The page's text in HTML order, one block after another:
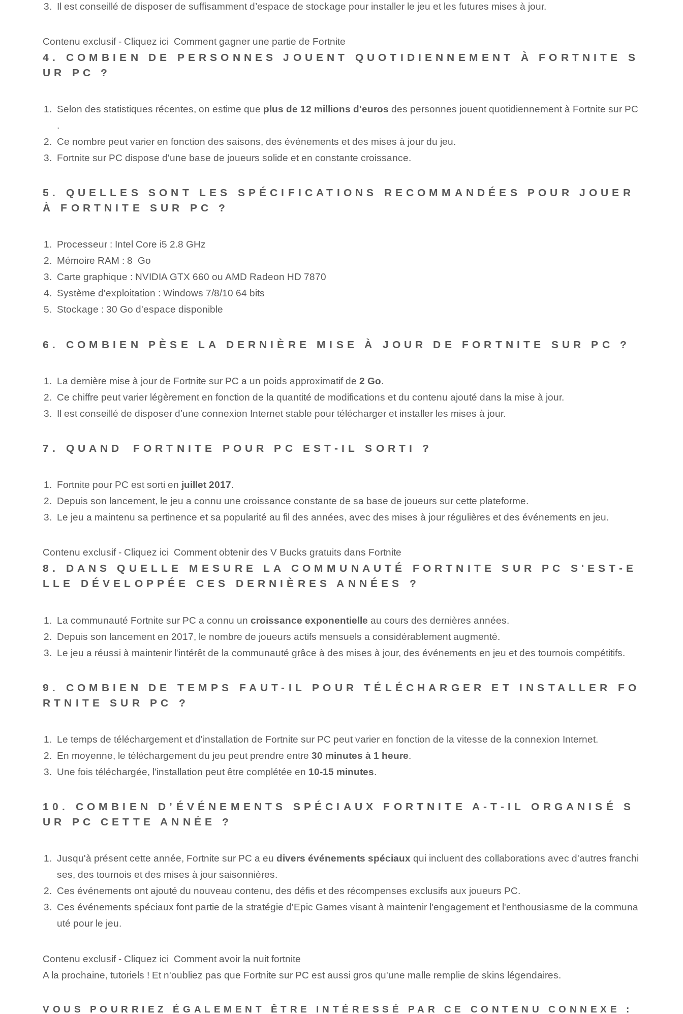
Il est conseillé de disposer de suffisamment d’espace de stockage pour installer le jeu et les futures mises à jour.
Contenu exclusif - Cliquez ici Comment gagner une partie de Fortnite
4. COMBIEN DE PERSONNES JOUENT QUOTIDIENNEMENT À FORTNITE S
UR PC ?
Selon des statistiques récentes, on estime que plus de 12 millions d'euros ⁢des ‍personnes jouent quotidiennement à Fortnite sur PC
⁤.
Ce nombre peut varier en fonction des saisons, des événements et des mises à jour du jeu.
Fortnite sur PC dispose d'une base de joueurs solide et en constante croissance.
5. QUELLES SONT LES SPÉCIFICATIONS RECOMMANDÉES POUR JOUER
À FORTNITE SUR PC ?
Processeur : Intel ⁣Core ‍i5⁢ 2.8 GHz
Mémoire RAM : 8 ⁤ Go
Carte graphique : NVIDIA⁤ GTX 660 ou⁢ AMD Radeon HD 7870
Système d'exploitation⁢ : Windows 7/8/10 64 bits
Stockage : 30 Go d'espace disponible
6. COMBIEN PÈSE LA DERNIÈRE MISE À JOUR DE FORTNITE SUR PC ?
La dernière mise à jour de Fortnite sur PC a un poids approximatif de 2 ⁤Go.
Ce chiffre peut ⁤varier légèrement ‌en fonction de la quantité de modifications et du contenu ajouté dans la mise à jour.
Il est conseillé de disposer d’une connexion Internet stable pour télécharger et installer les mises à jour.
7. QUAND ⁢FORTNITE ‌POUR PC EST-IL SORTI ?
Fortnite pour⁤ PC est sorti en juillet ⁤2017.
Depuis son lancement, le jeu a connu une croissance constante de sa base de joueurs sur cette plateforme.
Le jeu a maintenu sa pertinence et sa popularité au fil des années, avec des mises à jour régulières et des événements en jeu.
Contenu exclusif - Cliquez ici Comment obtenir des V Bucks gratuits dans Fortnite
8. DANS QUELLE MESURE LA COMMUNAUTÉ FORTNITE SUR PC S'EST-E
LLE DÉVELOPPÉE CES DERNIÈRES ANNÉES ?
La communauté Fortnite‌ sur PC a⁢ connu ‌un croissance exponentielle au cours des dernières années.
Depuis son lancement en 2017, le nombre de joueurs actifs mensuels a considérablement augmenté.
Le jeu a réussi à maintenir l'intérêt de la communauté grâce à des mises à jour, des événements en jeu et des tournois compétitifs.
9. COMBIEN DE TEMPS FAUT-IL POUR TÉLÉCHARGER ET INSTALLER FO
RTNITE SUR PC ?
Le temps de téléchargement et d'installation de Fortnite sur PC‌ peut⁤ varier⁤ en fonction de la vitesse de la connexion Internet.
En moyenne, le téléchargement du jeu peut prendre entre 30 minutes à 1 heure.
Une fois téléchargée, l'installation peut être complétée en 10-15 minutes.
10. COMBIEN D’ÉVÉNEMENTS SPÉCIAUX FORTNITE A-T-IL ORGANISÉ S
UR PC CETTE ANNÉE ?
Jusqu'à présent cette année, Fortnite sur PC a eu divers événements spéciaux qui incluent des collaborations avec⁣ d'autres franchi
ses, des tournois⁢ et des ⁤mises à jour saisonnières.
Ces événements ont ajouté du nouveau contenu, des défis et des récompenses exclusifs aux joueurs PC.
Ces événements spéciaux font partie de la stratégie d'Epic Games visant à maintenir l'engagement et l'enthousiasme de la communa
uté pour le jeu.
Contenu exclusif - Cliquez ici Comment avoir la nuit fortnite
A la prochaine, tutoriels ! Et n'oubliez pas que Fortnite sur PC est aussi gros qu'une malle remplie de skins légendaires.
VOUS POURRIEZ ÉGALEMENT ÊTRE INTÉRESSÉ PAR CE CONTENU CONNEXE :